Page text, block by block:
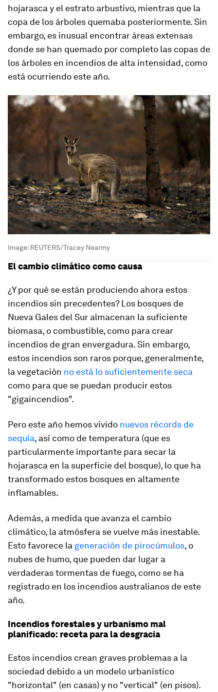
hojarasca y el estrato arbustivo, mientras que la
copa de los árboles quemaba posteriormente. Sin
embargo, es inusual encontrar áreas extensas
donde se han quemado por completo las copas de
los árboles en incendios de alta intensidad, como
está ocurriendo este año.
Image: REUTERS/Tracey Nearmy
El cambio climático como causa
¿Y por qué se están produciendo ahora estos
incendios sin precedentes? Los bosques de
Nueva Gales del Sur almacenan la suficiente
biomasa, o combustible, como para crear
incendios de gran envergadura. Sin embargo,
estos incendios son raros porque, generalmente,
la vegetación no está lo suficientemente seca
como para que se puedan producir estos
"gigaincendios".
Pero este año hemos vivido nuevos récords de
sequía, así como de temperatura (que es
particularmente importante para secar la
hojarasca en la superficie del bosque), lo que ha
transformado estos bosques en altamente
inflamables.
Además, a medida que avanza el cambio
climático, la atmósfera se vuelve más inestable.
Esto favorece la generación de pirocúmulos, o
nubes de humo, que pueden dar lugar a
verdaderas tormentas de fuego, como se ha
registrado en los incendios australianos de este
año.
Incendios forestales y urbanismo mal
planificado: receta para la desgracia
Estos incendios crean graves problemas a la
sociedad debido a un modelo urbanístico
"horizontal" (en casas) y no "vertical" (en pisos).